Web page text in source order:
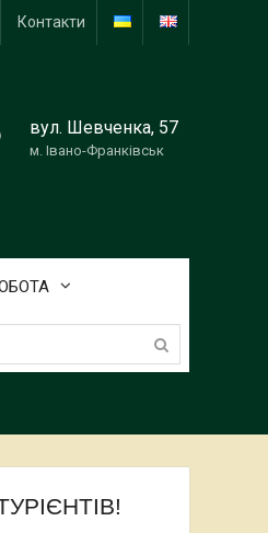
Контакти
вул. Шевченка, 57
м. Івано-Франківськ